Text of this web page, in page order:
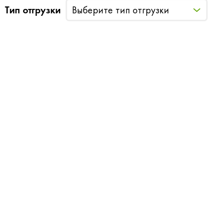
Тип отгрузки Выберите тип отгрузки